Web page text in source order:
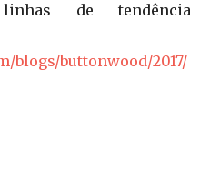
de tendência
blogs/buttonwood/2017/